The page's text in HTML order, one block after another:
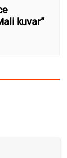
kuvar”